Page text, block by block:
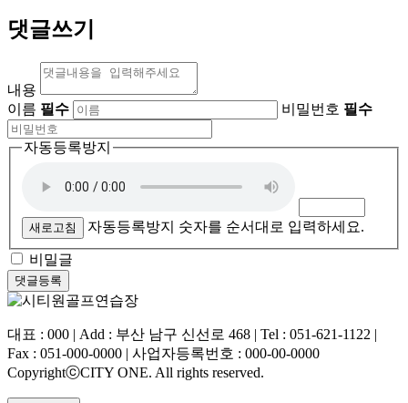
댓글쓰기
내용
이름 필수 비밀번호 필수
자동등록방지
새로고침 자동등록방지 숫자를 순서대로 입력하세요.
비밀글
대표 : 000 | Add : 부산 남구 신선로 468 | Tel : 051-621-1122 |
Fax : 051-000-0000 | 사업자등록번호 : 000-00-0000
CopyrightⓒCITY ONE. All rights reserved.